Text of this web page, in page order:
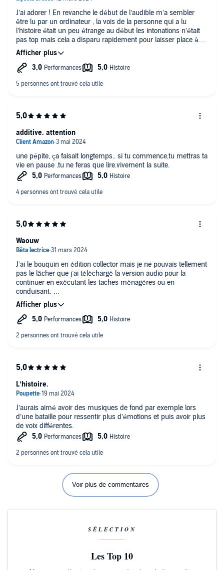
J’ai adorer ! En revanche le début de l’audible m’a sembler
être lu par un ordinateur , la vois de la personne qui a lu
l’histoire était un peu étrange au début les intonations n’était
pas top mais cela a disparu rapidement pour laisser place à
une histoire lue dans laquelle vous êtes plongez et vous avez
envie d’en découvrir . L’histoire est vraiment trop trop
intrigante et on retiens son souffle à bcp de passages !
fin m’a donner des frissons !
une pépite, ça faisait longtemps.. si tu commence,tu mettras ta
vie en pause .tu ne feras que lire.vivement la suite.
additive. attention
J’ai le bouquin en édition collector mais je ne pouvais tellement
pas le lâcher que j’ai téléchargé la version audio pour la
continuer en exécutant les taches ménagères ou en
conduisant.
Cette lecture est un véritable coup de coeur.
Waouw
J’aurais aimé avoir des musiques de fond par exemple lors
d’une bataille pour ressentir plus d’émotions et puis avoir plus
de voix différentes.
L’histoire.
Voir plus de commentaires
SÉLECTION
Les Top 10